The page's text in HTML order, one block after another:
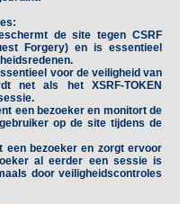
de site tegen CSRF
Forgery) en is essentieel
voor de veiligheid van
net als het XSRF-TOKEN
een bezoeker en monitort de
op de site tijdens de
een bezoeker en zorgt ervoor
al eerder een sessie is
door veiligheidscontroles